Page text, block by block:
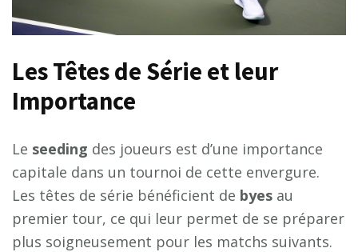
Les Têtes de Série et leur
Importance
Le seeding des joueurs est d’une importance
capitale dans un tournoi de cette envergure.
Les têtes de série bénéficient de byes au
premier tour, ce qui leur permet de se préparer
plus soigneusement pour les matchs suivants.